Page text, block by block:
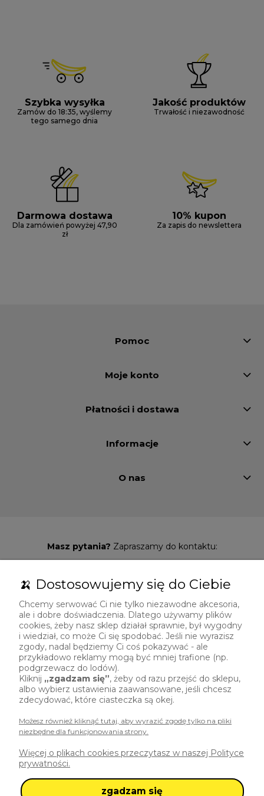
Szybka wysyłka
Zamów do 18:35, wyślemy
tego samego dnia
Jakość produktów
Trwałość i niezawodność
Darmowa dostawa
Dla zamówień powyżej 47,90
zł
10% kupon
Za zapis do newslettera
Pomoc
Moje konto
Płatności i dostawa
Informacje
O nas
Masz pytania? Zapraszamy do kontaktu:
sklep@polskibanan.pl
50-539 Wrocław
🍌 Dostosowujemy się do Ciebie
Chcemy serwować Ci nie tylko niezawodne akcesoria,
ale i dobre doświadczenia. Dlatego używamy plików
cookies, żeby nasz sklep działał sprawnie, był wygodny
i wiedział, co może Ci się spodobać. Jeśli nie wyrazisz
zgody, nadal będziemy Ci coś pokazywać - ale
przykładowo reklamy mogą być mniej trafione (np.
podgrzewacz do lodów).
Kliknij „zgadzam się”, żeby od razu przejść do sklepu,
albo wybierz ustawienia zaawansowane, jeśli chcesz
zdecydować, które ciasteczka są okej.
Możesz również kliknąć tutaj, aby wyrazić zgodę tylko na pliki
niezbędne dla funkcjonowania strony.
Więcej o plikach cookies przeczytasz w naszej Polityce
prywatności.
zgadzam się